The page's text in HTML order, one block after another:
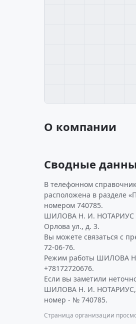
О компании
Сводные
В телефонном
расположена в разделе
номером 740785.
ШИЛОВА Н. И. НОТАРИУС
Орлова ул., д. 3.
Вы можете связаться с
72-06-76.
Режим работы ШИЛОВА Н.
+78172720676.
Если вы заметили
ШИЛОВА Н. И. НОТАРИУС,
номер - № 740785.
Страница организации